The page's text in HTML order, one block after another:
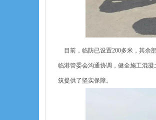
目前，临防已设置200多米，其余
临港管委会沟通协调，健全施工混
筑提供了坚实保障。